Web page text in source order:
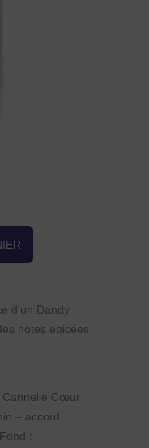
d’un Dandy
notes épicées
Cœur
– accord
: